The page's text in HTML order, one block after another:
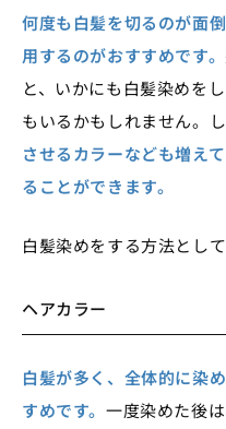
何度も白髪を切るのが面
用するのがおすすめです。
と、いかにも白髪染めを
もいるかもしれません。し
させるカラーなども増え
ることができます。
白髪染めをする方法とし
ヘアカラー
白髪が多く、全体的に染
すめです。 一度染めた後